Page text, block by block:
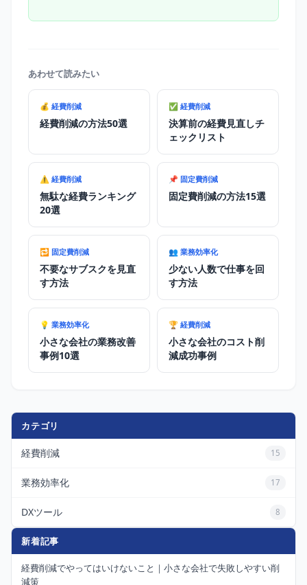
あわせて読みたい
💰 経費削減
経費削減の方法50選
✅ 経費削減
決算前の経費見直しチ
ェックリスト
⚠️ 経費削減
無駄な経費ランキング
20選
📌 固定費削減
固定費削減の方法15選
🔁 固定費削減
不要なサブスクを見直
す方法
👥 業務効率化
少ない人数で仕事を回
す方法
💡 業務効率化
小さな会社の業務改善
事例10選
🏆 経費削減
小さな会社のコスト削
減成功事例
カテゴリ
経費削減 15
業務効率化 17
DXツール 8
新着記事
経費削減でやってはいけないこと｜小さな会社で失敗しやすい削
減策